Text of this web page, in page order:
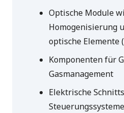
Optische Module
Homogenisierung
optische Elemente
Komponenten für
Gasmanagement
Elektrische
Steuerungssysteme